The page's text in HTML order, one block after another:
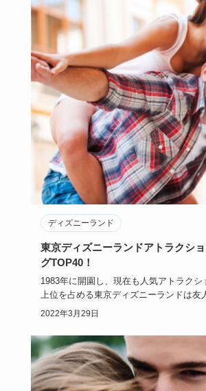
ディズニーランド
東京ディズニーランドアトラクシ
グTOP40！
1983年に開園し、現在も人気アトラク
上位を占める東京ディズニーランドは友
プルのデー…
2022年3月29日